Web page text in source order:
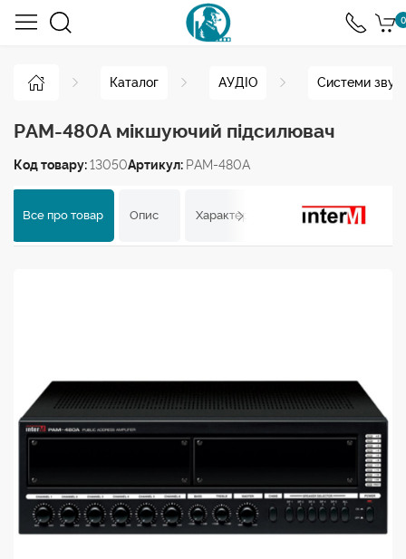
0
Каталог АУДІО Системи
PAM-480A мікшуючий підсилювач
Код товару:13050Артикул: PAM-480A
Все про товар Опис Характеристики Відгуки